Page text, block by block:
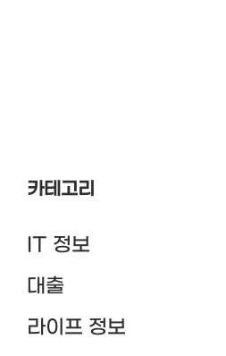
카테고리
IT 정보
대출
라이프 정보